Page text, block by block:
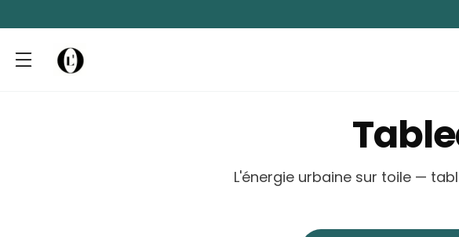
L'énergie urbaine sur toile —